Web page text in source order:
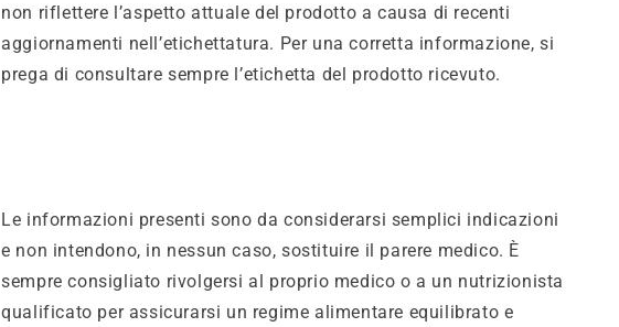
non riflettere l’aspetto attuale del prodotto a causa di recenti
aggiornamenti nell’etichettatura. Per una corretta informazione, si
prega di consultare sempre l’etichetta del prodotto ricevuto.
Le informazioni presenti sono da considerarsi semplici indicazioni
e non intendono, in nessun caso, sostituire il parere medico. È
sempre consigliato rivolgersi al proprio medico o a un nutrizionista
qualificato per assicurarsi un regime alimentare equilibrato e